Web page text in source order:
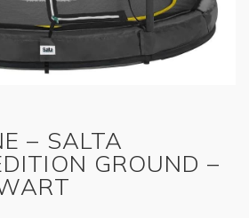
– SALTA
GROUND –